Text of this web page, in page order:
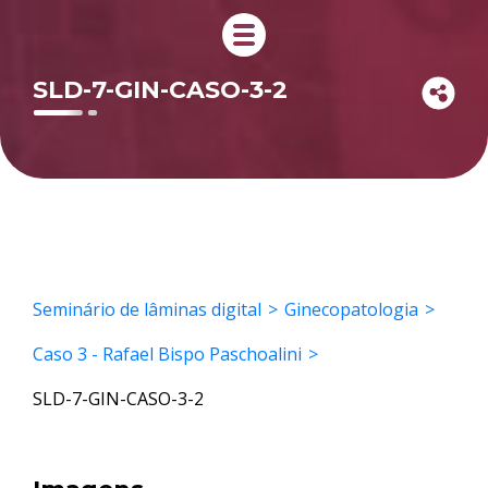
SLD-7-GIN-CASO-3-2
Seminário de lâminas digital
Ginecopatologia
Caso 3 - Rafael Bispo Paschoalini
SLD-7-GIN-CASO-3-2